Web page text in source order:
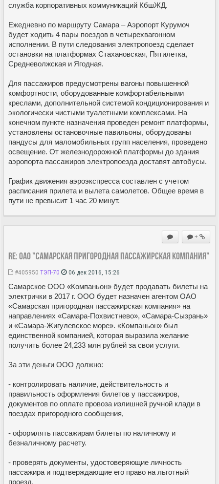
служба корпоративных коммуникаций КбшЖД.
Ежедневно по маршруту Самара – Аэропорт Курумоч
будет ходить 4 пары поездов в четырехвагонном
исполнении. В пути следования электропоезд сделает
остановки на платформах Стахановская, Пятилетка,
Средневолжская и Ягодная.
Для пассажиров предусмотрены вагоны повышенной
комфортности, оборудованные комфортабельными
креслами, дополнительной системой кондиционирования и
экологически чистыми туалетными комплексами. На
конечном пункте назначения проведен ремонт платформы,
установлены остановочные павильоны, оборудованы
пандусы для маломобильных групп населения, проведено
освещение. От железнодорожной платформы до здания
аэропорта пассажиров электропоезда доставят автобусы.
График движения аэроэкспресса составлен с учетом
расписания прилета и вылета самолетов. Общее время в
пути не превысит 1 час 20 минут.
+
Re: ОАО "Самарская пригородная пассажирская компания"
#405950 ТЭП-70 06 дек 2016, 15:26
Самарское ООО «Компаньон» будет продавать билеты на
электрички в 2017 г. ООО будет назначен агентом ОАО
«Самарская пригородная пассажирская компания» на
направлениях «Самара-Похвистнево», «Самара-Сызрань»
и «Самара-Жигулевское море». «Компаньон» был
единственной компанией, которая выразила желание
получить более 24,233 млн рублей за свои услуги.
За эти деньги ООО должно:
- контролировать наличие, действительность и
правильность оформления билетов у пассажиров,
документов по оплате провоза излишней ручной клади в
поездах пригородного сообщения,
- оформлять пассажирам билеты по наличному и
безналичному расчету.
- проверять документы, удостоверяющие личность
пассажира и подтверждающие его право на льготный
проезд.